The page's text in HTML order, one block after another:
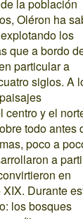
la población
Oléron ha
los
que a bordo
particular a
siglos. A
centro y el
todo antes
poco a
a
en
Durante
los bosques